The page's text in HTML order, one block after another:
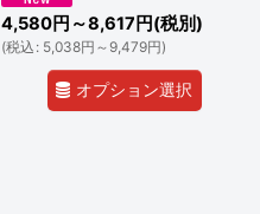
4,580円 ～8,617 円(税別)
(税込 : 5,038円 ～9,479円)
オプション選択